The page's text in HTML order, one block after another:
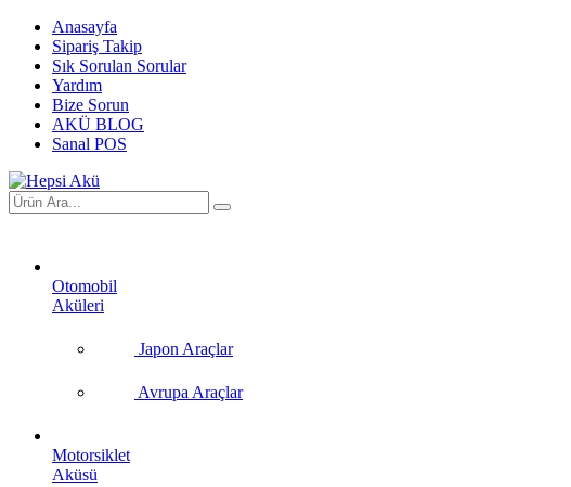
Anasayfa
Sipariş Takip
Sık Sorulan Sorular
Yardım
Bize Sorun
AKÜ BLOG
Sanal POS
Otomobil
Aküleri
Japon Araçlar
Avrupa Araçlar
Motorsiklet
Aküsü